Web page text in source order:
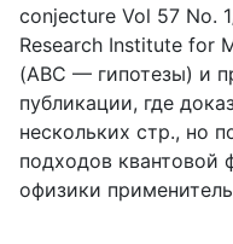
conjecture Vol 57 No.
Research Institute for
(ABC — гипотезы) и
публикации, где
нескольких стр., но
подходов квантовой
офизики